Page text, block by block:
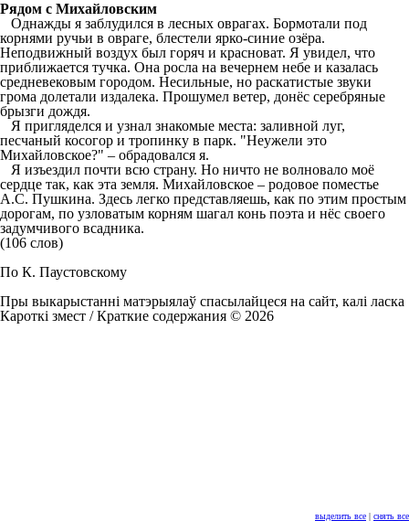
выделить все | снять все
Рядом с Михайловским
Однажды я заблудился в лесных оврагах. Бормотали под
корнями ручьи в овраге, блестели ярко-синие озёра.
Неподвижный воздух был горяч и красноват. Я увидел, что
приближается тучка. Она росла на вечернем небе и казалась
средневековым городом. Несильные, но раскатистые звуки
грома долетали издалека. Прошумел ветер, донёс серебряные
брызги дождя.
Я пригляделся и узнал знакомые места: заливной луг,
песчаный косогор и тропинку в парк. "Неужели это
Михайловское?" – обрадовался я.
Я изъездил почти всю страну. Но ничто не волновало моё
сердце так, как эта земля. Михайловское – родовое поместье
А.С. Пушкина. Здесь легко представляешь, как по этим простым
дорогам, по узловатым корням шагал конь поэта и нёс своего
задумчивого всадника.
(106 слов)
По К. Паустовскому
Пры выкарыстанні матэрыялаў спасылайцеся на сайт, калі ласка
Кароткі змест / Краткие содержания © 2026